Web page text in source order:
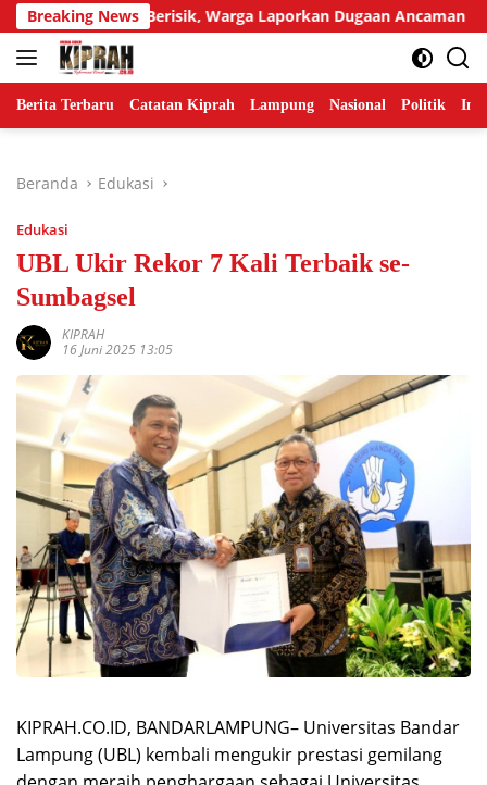
Langsung
ke
konten
Breaking News
Tetangga Berisik, Warga Laporkan Dugaan Ancaman
Berita Terbaru Catatan Kiprah Lampung Nasional Politik
Beranda Edukasi
Edukasi
UBL Ukir Rekor 7 Kali Terbaik se-
Sumbagsel
KIPRAH
16 Juni 2025 13:05
KIPRAH.CO.ID, BANDARLAMPUNG– Universitas Bandar
Lampung (UBL) kembali mengukir prestasi gemilang